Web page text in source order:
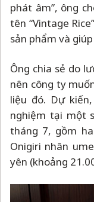
phát âm”, ông
tên “Vintage
sản phẩm và
Ông chia sẻ do
nên công ty
liệu đó. Dự
nghiệm tại một
tháng 7, gồm
Onigiri nhân
yên (khoảng